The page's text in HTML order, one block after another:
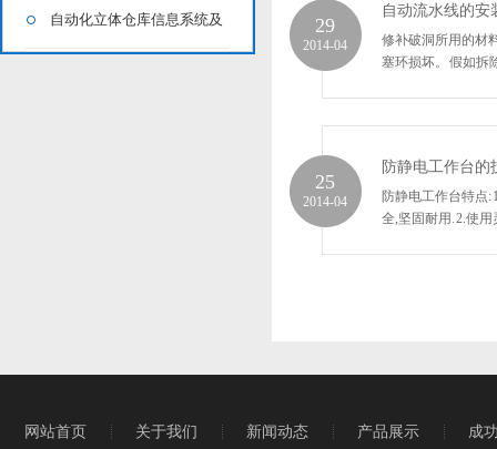
止不良品的产生
自动化立体仓库信息系统及
自动流水线的安
修补破洞所用的材
塞环损坏。 假如拆
29
2014-04
防静电工作台的
防静电工作台特点:
全,坚固耐用. 2.使
25
2014-04
网站首页 关于我们 新闻动态 产品展示 成